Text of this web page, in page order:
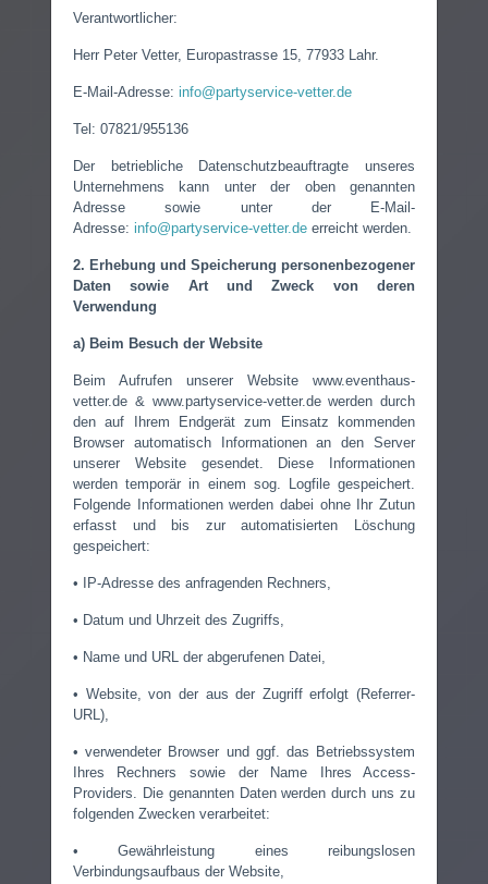
Verantwortlicher:
Herr Peter Vetter, Europastrasse 15, 77933 Lahr.
E-Mail-Adresse: info@partyservice-vetter.de
Tel: 07821/955136
Der betriebliche Datenschutzbeauftragte unseres
Unternehmens kann unter der oben genannten
Adresse sowie unter der E-Mail-
Adresse: info@partyservice-vetter.deerreicht werden.
2. Erhebung und Speicherung personenbezogener
Daten sowie Art und Zweck von deren
Verwendung
a) Beim Besuch der Website
Beim Aufrufen unserer Website www.eventhaus-
vetter.de & www.partyservice-vetter.de werden durch
den auf Ihrem Endgerät zum Einsatz kommenden
Browser automatisch Informationen an den Server
unserer Website gesendet. Diese Informationen
werden temporär in einem sog. Logfile gespeichert.
Folgende Informationen werden dabei ohne Ihr Zutun
erfasst und bis zur automatisierten Löschung
gespeichert:
• IP-Adresse des anfragenden Rechners,
• Datum und Uhrzeit des Zugriffs,
• Name und URL der abgerufenen Datei,
• Website, von der aus der Zugriff erfolgt (Referrer-
URL),
• verwendeter Browser und ggf. das Betriebssystem
Ihres Rechners sowie der Name Ihres Access-
Providers. Die genannten Daten werden durch uns zu
folgenden Zwecken verarbeitet:
• Gewährleistung eines reibungslosen
Verbindungsaufbaus der Website,